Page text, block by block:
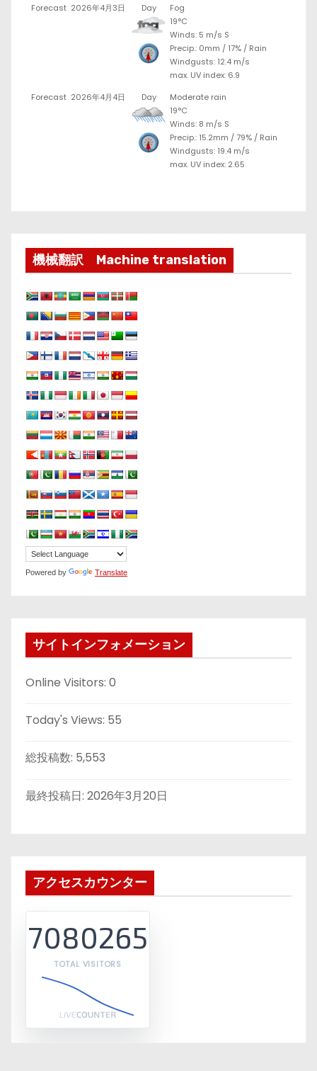
Forecast 2026年4月3日 Day
Fog
19°C
Winds: 5 m/s S
Precip.: 0mm / 17% / Rain
Windgusts: 12.4 m/s
max. UV index: 6.9
Forecast 2026年4月4日 Day
Moderate rain
19°C
Winds: 8 m/s S
Precip.: 15.2mm /79% / Rain
Windgusts: 19.4 m/s
max. UV index: 2.65
機械翻訳 Machine translation
Powered by Translate
サイトインフォメーション
Online Visitors: 0
Today's Views: 55
総投稿数: 5,553
最終投稿日: 2026年3月20日
アクセスカウンター
7080265
TOTAL VISITORS